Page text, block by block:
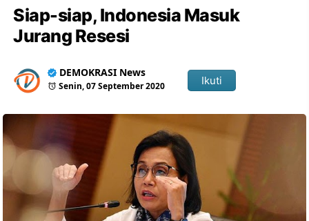
Siap-siap, Indonesia Masuk
Jurang Resesi
DEMOKRASI News
Senin, 07 September 2020 Ikuti